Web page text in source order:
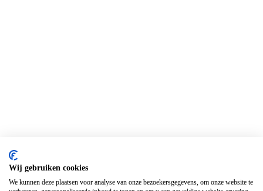
Wij gebruiken cookies
We kunnen deze plaatsen voor analyse van onze bezoekersgegevens, om onze website te